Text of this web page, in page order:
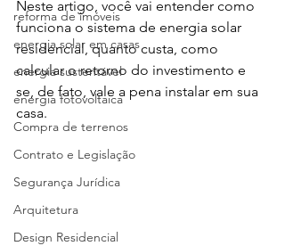
reforma de imóveis
energia solar em casas
energia sustentável
energia fotovoltaica
Compra de terrenos
Contrato e Legislação
Segurança Jurídica
Arquitetura
Design Residencial
Neste artigo, você vai entender como
funciona o sistema de energia solar
residencial, quanto custa, como
calcular o retorno do investimento e
se, de fato, vale a pena instalar em sua
casa.